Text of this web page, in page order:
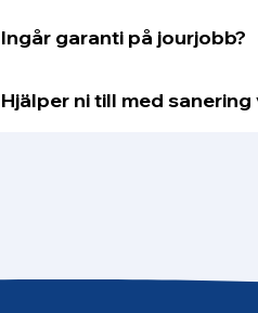
Ingår garanti på jourjobb?
Hjälper ni till med